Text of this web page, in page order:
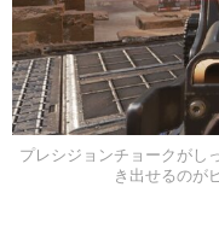
プレシジョンチョークがし
き出せるのが